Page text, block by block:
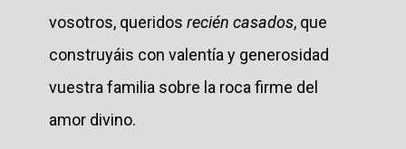
vosotros, queridos recién casados, que
construyáis con valentía y generosidad
vuestra familia sobre la roca firme del
amor divino.